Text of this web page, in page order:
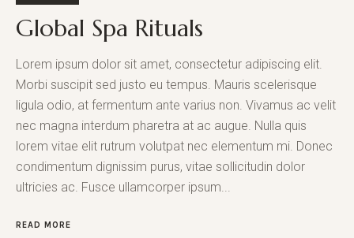
Global Spa Rituals
Lorem ipsum dolor sit amet, consectetur adipiscing elit.
Morbi suscipit sed justo eu tempus. Mauris scelerisque
ligula odio, at fermentum ante varius non. Vivamus ac velit
nec magna interdum pharetra at ac augue. Nulla quis
lorem vitae elit rutrum volutpat nec elementum mi. Donec
condimentum dignissim purus, vitae sollicitudin dolor
ultricies ac. Fusce ullamcorper ipsum...
READ MORE